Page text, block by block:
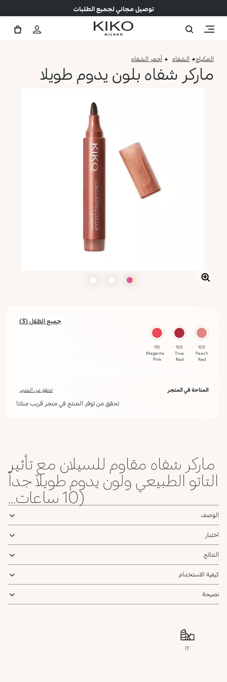
توصيل مجاني لجميع الطلبات
المكياج الشفاه أحمر الشفاه
ماركر شفاه بلون يدوم طويلا
جميع الظلال (3)
103
Peach
Red
105
True
Red
110
Magenta
Pink
المتاحة في المتجر تحقق من المتجر
تحقق من توفر المنتج في متجر قريب منك!
ماركر شفاه مقاوم للسيلان مع تأثير
التاتو الطبيعي ولون يدوم طويلاً جداً
(10 ساعات...
الوصف
اختبار
النتائج
كيفية الاستخدام
نصيحة
IT